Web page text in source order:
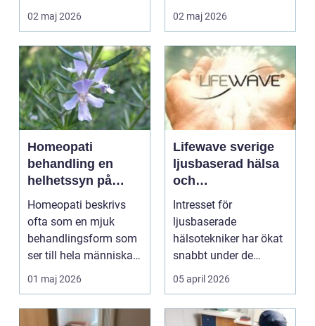
frågan om något
betyd...
02 maj 2026
egenvård. Många
vänjer si...
02 maj 2026
Homeopati
behandling en
helhetssyn på
hälsa
Homeopati beskrivs
ofta som en mjuk
behandlingsform som
ser till hela människan.
I stället för att f...
01 maj 2026
Lifewave sverige
ljusbaserad hälsa
och
stamcellsaktiverin
g i praktiken
Intresset för
ljusbaserade
hälsotekniker har ökat
snabbt under de
senaste åren. Allt fler
söker lösn...
05 april 2026